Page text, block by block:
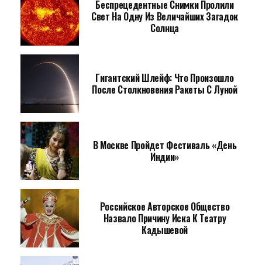
Беспрецедентные Снимки Пролили
Свет На Одну Из Величайших Загадок
Солнца
Гигантский Шлейф: Что Произошло
После Столкновения Ракеты С Луной
В Москве Пройдет Фестиваль «День
Индии»
Российское Авторское Общество
Назвало Причину Иска К Театру
Кадышевой